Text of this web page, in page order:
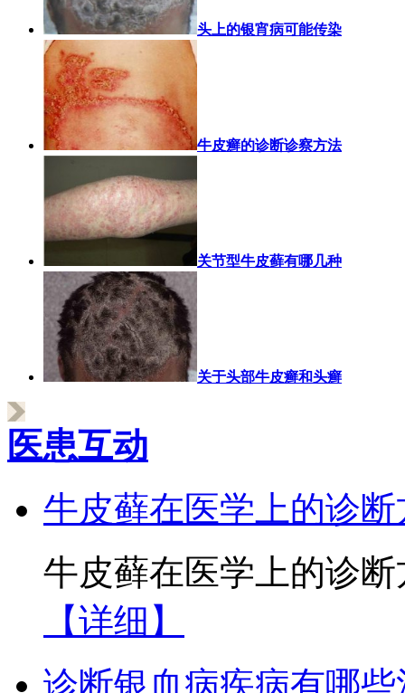
头上的银宵病可能传染
牛皮癣的诊断诊察方法
关节型牛皮藓有哪几种
关于头部牛皮癣和头癣
医患互动
牛皮藓在医学上的诊断
牛皮藓在医学上的诊
【详细】
诊断银血病疾病有哪